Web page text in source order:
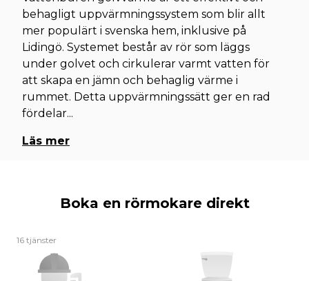
behagligt uppvärmningssystem som blir allt
mer populärt i svenska hem, inklusive på
Lidingö. Systemet består av rör som läggs
under golvet och cirkulerar varmt vatten för
att skapa en jämn och behaglig värme i
rummet. Detta uppvärmningssätt ger en rad
fördelar...
Läs mer
Boka en rörmokare direkt
16 tjänster